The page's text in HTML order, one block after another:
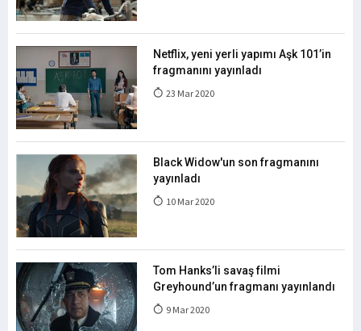
Netflix, yeni yerli yapımı Aşk 101’in
fragmanını yayınladı
23 Mar 2020
Black Widow'un son fragmanını
yayınladı
10 Mar 2020
Tom Hanks’li savaş filmi
Greyhound’un fragmanı yayınlandı
9 Mar 2020